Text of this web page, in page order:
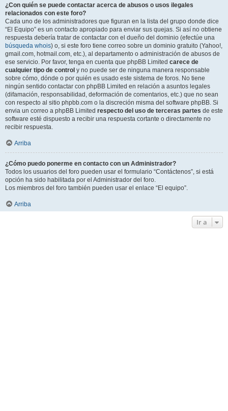
¿Con quién se puede contactar acerca de abusos o usos ilegales
relacionados con este foro?
Cada uno de los administradores que figuran en la lista del grupo donde dice
“El Equipo” es un contacto apropiado para enviar sus quejas. Si así no obtiene
respuesta debería tratar de contactar con el dueño del dominio (efectúe una
búsqueda whois) o, si este foro tiene correo sobre un dominio gratuito (Yahoo!,
gmail.com, hotmail.com, etc.), al departamento o administración de abusos de
ese servicio. Por favor, tenga en cuenta que phpBB Limited carece de
cualquier tipo de control y no puede ser de ninguna manera responsable
sobre cómo, dónde o por quién es usado este sistema de foros. No tiene
ningún sentido contactar con phpBB Limited en relación a asuntos legales
(difamación, responsabilidad, deformación de comentarios, etc.) que no sean
con respecto al sitio phpbb.com o la discreción misma del software phpBB. Si
envia un correo a phpBB Limited respecto del uso de terceras partes de este
software esté dispuesto a recibir una respuesta cortante o directamente no
recibir respuesta.
Arriba
¿Cómo puedo ponerme en contacto con un Administrador?
Todos los usuarios del foro pueden usar el formulario “Contáctenos”, si está
opción ha sido habilitada por el Administrador del foro.
Los miembros del foro también pueden usar el enlace “El equipo”.
Arriba
Ir a